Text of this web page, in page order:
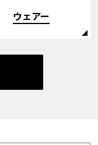
ウェアー